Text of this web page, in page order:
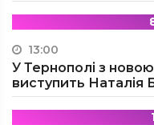
13:00
У Тернополі з
виступить Наталія